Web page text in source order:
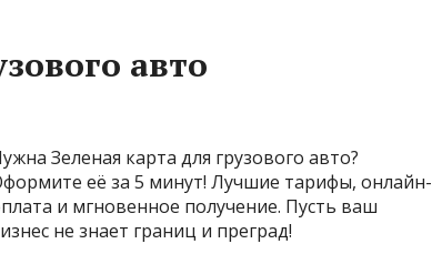
авто
Зеленая карта для грузового авто?
её за 5 минут! Лучшие тарифы, онлайн-
и мгновенное получение. Пусть ваш
не знает границ и преград!